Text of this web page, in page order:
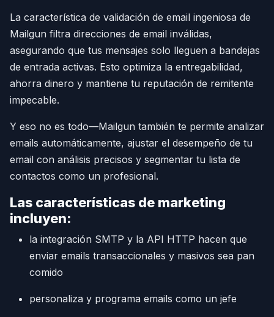
La característica de validación de email ingeniosa de
Mailgun filtra direcciones de email inválidas,
asegurando que tus mensajes solo lleguen a bandejas
de entrada activas. Esto optimiza la entregabilidad,
ahorra dinero y mantiene tu reputación de remitente
impecable.
Y eso no es todo—Mailgun también te permite analizar
emails automáticamente, ajustar el desempeño de tu
email con análisis precisos y segmentar tu lista de
contactos como un profesional.
Las características de marketing
incluyen:
la integración SMTP y la API HTTP hacen que
enviar emails transaccionales y masivos sea pan
comido
personaliza y programa emails como un jefe